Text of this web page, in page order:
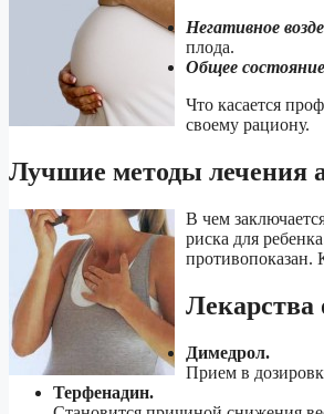
Негативное
плода.
Общее
Что касается
своему рациону.
Лучшие методы лечения
В чем
риска для
противопоказан.
Лекарства
Димедрол.
Прием в
Терфенадин.